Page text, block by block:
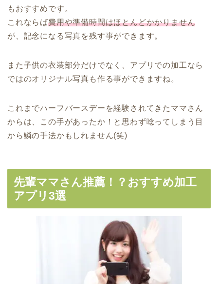
もおすすめです。
これならば費用や準備時間はほとんどかかりません
が、記念になる写真を残す事ができます。
また子供の衣装部分だけでなく、アプリでの加工なら
ではのオリジナル写真も作る事ができますね。
これまでハーフバースデーを経験されてきたママさん
からは、この手があったか！と思わず唸ってしまう目
から鱗の手法かもしれません(笑)
先輩ママさん推薦！？おすすめ加工
アプリ3選